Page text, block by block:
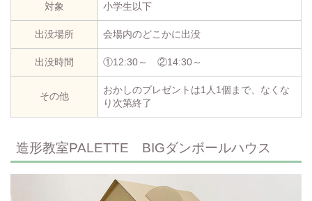
対象 小学生以下
出没場所 会場内のどこかに出没
出没時間 ①12:30～ ②14:30～
その他
おかしのプレゼントは1人1個まで、なくな
り次第終了
造形教室PALETTE BIGダンボールハウス